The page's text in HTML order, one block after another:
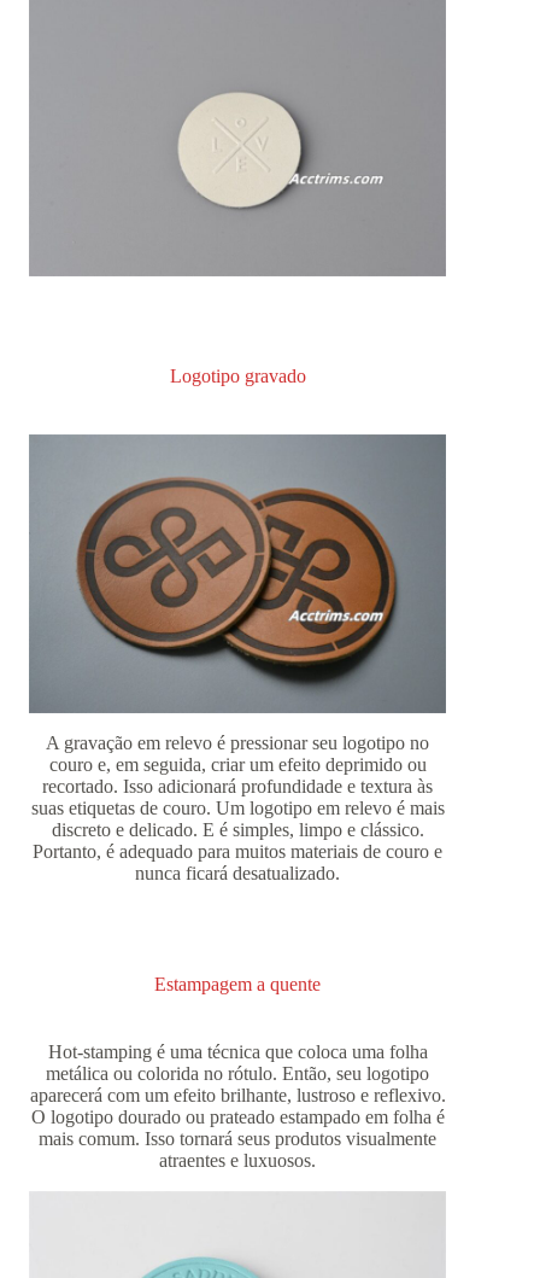
Logotipo gravado
A gravação em relevo é pressionar seu logotipo no
couro e, em seguida, criar um efeito deprimido ou
recortado. Isso adicionará profundidade e textura às
suas etiquetas de couro. Um logotipo em relevo é mais
discreto e delicado. E é simples, limpo e clássico.
Portanto, é adequado para muitos materiais de couro e
nunca ficará desatualizado.
Estampagem a quente
Hot-stamping é uma técnica que coloca uma folha
metálica ou colorida no rótulo. Então, seu logotipo
aparecerá com um efeito brilhante, lustroso e reflexivo.
O logotipo dourado ou prateado estampado em folha é
mais comum. Isso tornará seus produtos visualmente
atraentes e luxuosos.